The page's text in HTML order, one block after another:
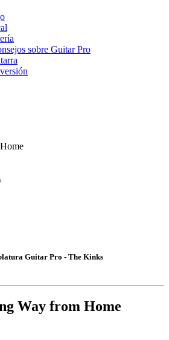
sobre Guitar Pro
Guitar Pro - The Kinks
Way from Home